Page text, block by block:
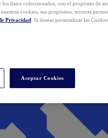
datos coleccionados, con el propósito de
cookies, sus propósitos, terceras
Privacidad . Si deseas personalizar las
Aceptar Cookies